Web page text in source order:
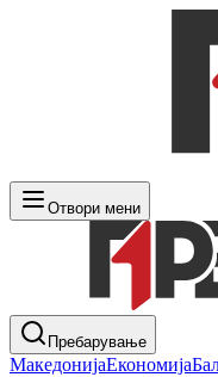
Отвори мени
Пребарување
МакедонијаЕкономија